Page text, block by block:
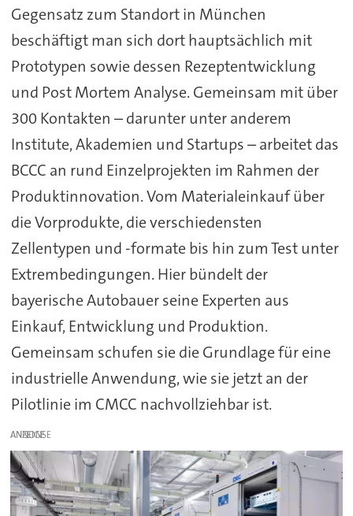
Gegensatz zum Standort in München
beschäftigt man sich dort hauptsächlich mit
Prototypen sowie dessen Rezeptentwicklung
und Post Mortem Analyse. Gemeinsam mit über
300 Kontakten – darunter unter anderem
Institute, Akademien und Startups – arbeitet das
BCCC an rund Einzelprojekten im Rahmen der
Produktinnovation. Vom Materialeinkauf über
die Vorprodukte, die verschiedensten
Zellentypen und -formate bis hin zum Test unter
Extrembedingungen. Hier bündelt der
bayerische Autobauer seine Experten aus
Einkauf, Entwicklung und Produktion.
Gemeinsam schufen sie die Grundlage für eine
industrielle Anwendung, wie sie jetzt an der
Pilotlinie im CMCC nachvollziehbar ist.
ANZEIGE